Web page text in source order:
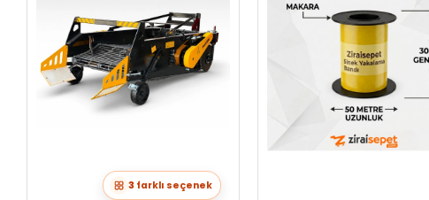
3farklı seçenek